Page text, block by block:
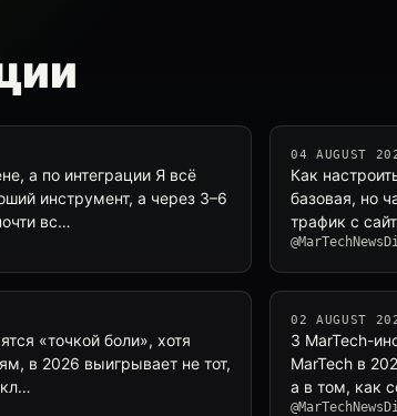
а по интеграции Я всё
инструмент, а через 3–6
вс…
04 AUGUST
Как
базовая, но
трафик с
«точкой боли», хотя
в 2026 выигрывает не тот,
02 AUGUST
3 MarTech-
MarTech в
а в том, как